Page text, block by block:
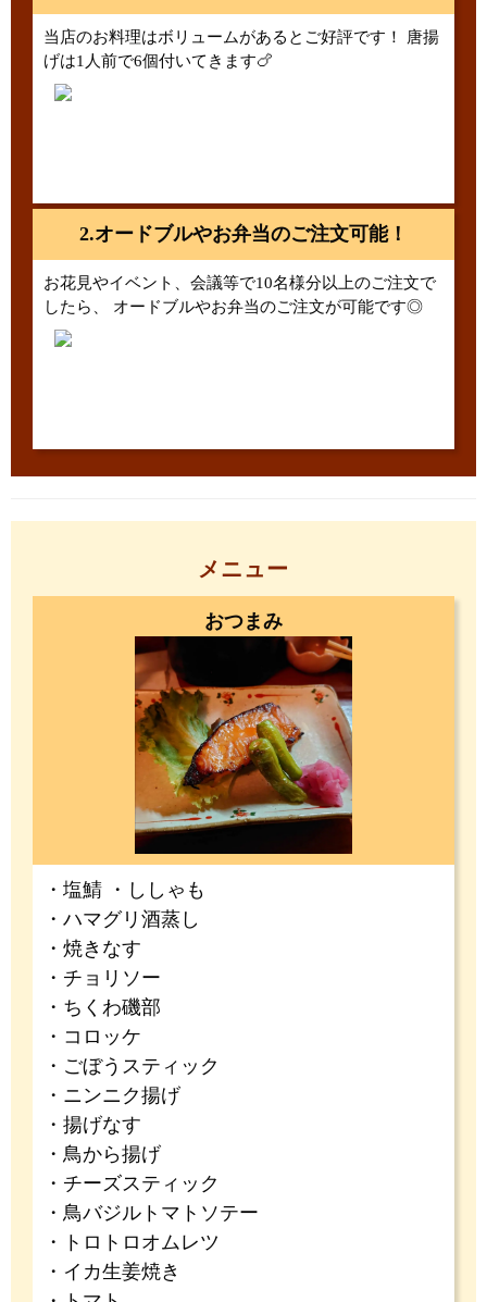
当店のお料理はボリュームがあるとご好評です！ 唐揚
げは1人前で6個付いてきます🍗
2.オードブルやお弁当のご注文可能！
お花見やイベント、会議等で10名様分以上のご注文で
したら、 オードブルやお弁当のご注文が可能です◎
メニュー
おつまみ
・塩鯖 ・ししゃも
・ハマグリ酒蒸し
・焼きなす
・チョリソー
・ちくわ磯部
・コロッケ
・ごぼうスティック
・ニンニク揚げ
・揚げなす
・鳥から揚げ
・チーズスティック
・鳥バジルトマトソテー
・トロトロオムレツ
・イカ生姜焼き